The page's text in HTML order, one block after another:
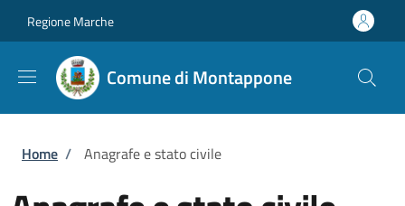
Regione Marche
Comune di Montappone
Briciole di pane
Home / Anagrafe e stato civile